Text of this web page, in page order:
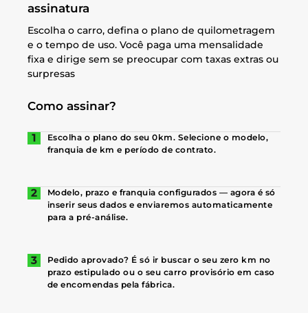
assinatura
Escolha o carro, defina o plano de quilometragem
e o tempo de uso. Você paga uma mensalidade
fixa e dirige sem se preocupar com taxas extras ou
surpresas
Como assinar?
Escolha o plano do seu 0km. Selecione o modelo,
franquia de km e período de contrato.
Modelo, prazo e franquia configurados — agora é só
inserir seus dados e enviaremos automaticamente
para a pré-análise.
Pedido aprovado? É só ir buscar o seu zero km no
prazo estipulado ou o seu carro provisório em caso
de encomendas pela fábrica.